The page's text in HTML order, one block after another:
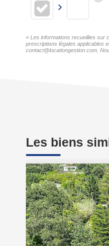
« Les informations recueillies sur
prescriptions légales applicables
contact@locationgestion.com.
Les biens